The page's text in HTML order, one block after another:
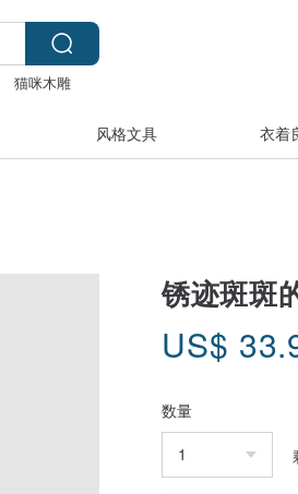
猫咪木雕
风格文具 衣着
锈迹斑斑
US$
数量